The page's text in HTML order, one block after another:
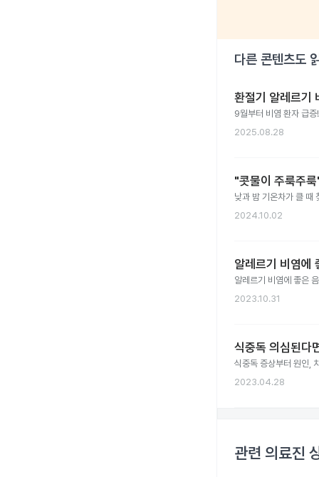
다른 콘텐츠도
환절기 알레르기
9월부터 비염 환자 급
2025.08.28
"콧물이 주룩주
낮과 밤 기온차가 클 때
2024.10.02
알레르기 비염에
알레르기 비염에 좋은
2023.10.31
식중독 의심된다
식중독 증상부터 원인,
2023.04.28
관련 의료진